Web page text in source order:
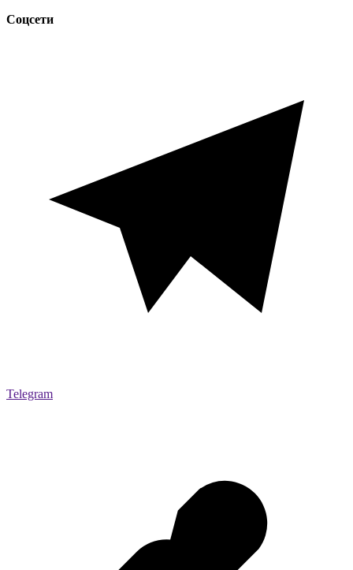
Соцсети
Telegram